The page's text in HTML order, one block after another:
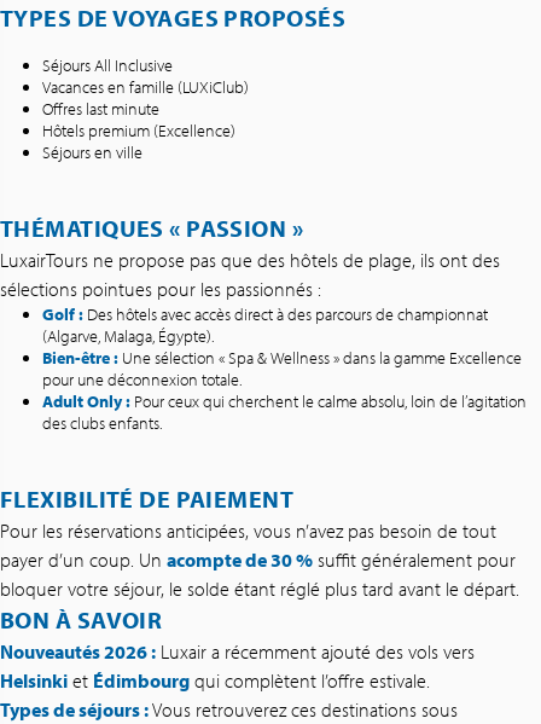
TYPES DE VOYAGES PROPOSÉS
Séjours All Inclusive
Vacances en famille (LUXiClub)
Offres last minute
Hôtels premium (Excellence)
Séjours en ville
THÉMATIQUES « PASSION »
LuxairTours ne propose pas que des hôtels de plage, ils ont des
sélections pointues pour les passionnés :
Golf : Des hôtels avec accès direct à des parcours de championnat
(Algarve, Malaga, Égypte).
Bien-être : Une sélection « Spa & Wellness » dans la gamme Excellence
pour une déconnexion totale.
Adult Only : Pour ceux qui cherchent le calme absolu, loin de l’agitation
des clubs enfants.
FLEXIBILITÉ DE PAIEMENT
Pour les réservations anticipées, vous n’avez pas besoin de tout
payer d’un coup. Un acompte de 30 % suffit généralement pour
bloquer votre séjour, le solde étant réglé plus tard avant le départ.
BON À SAVOIR
Nouveautés 2026 : Luxair a récemment ajouté des vols vers
Helsinki et Édimbourg qui complètent l’offre estivale.
Types de séjours :Vous retrouverez ces destinations sous